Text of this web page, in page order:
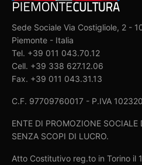
Sede Sociale Via Costigliole, 2 -
Piemonte - Italia
Tel. +39 011 043.70.12
Cell. +39 338 627.12.06
Fax. +39 011 043.31.13
C.F. 97709760017 - P.IVA
ENTE DI PROMOZIONE SOCIALE
SENZA SCOPI DI LUCRO.
Atto Costitutivo reg.to in Torino il